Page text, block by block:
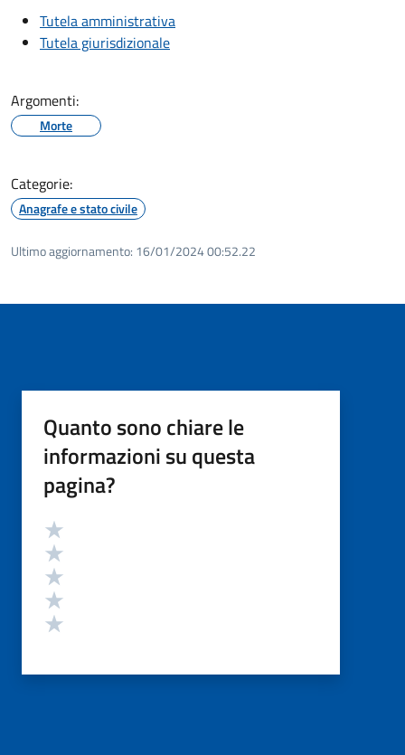
Tutela amministrativa
Tutela giurisdizionale
Argomenti:
Morte
Categorie:
Anagrafe e stato civile
Ultimo aggiornamento: 16/01/2024 00:52.22
Quanto sono chiare le
informazioni su questa
pagina?
Valutazione